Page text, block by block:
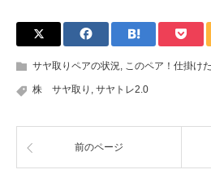
サヤ取りペアの状況, このペア！仕掛け
株 サヤ取り , サヤトレ2.0
前のページ